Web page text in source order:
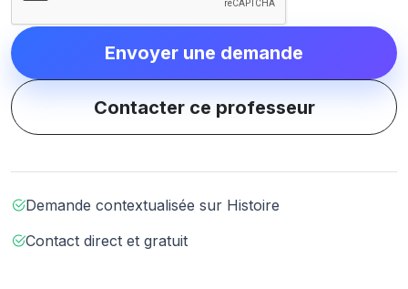
Envoyer une demande
Contacter ce professeur
Demande contextualisée sur Histoire
Contact direct et gratuit